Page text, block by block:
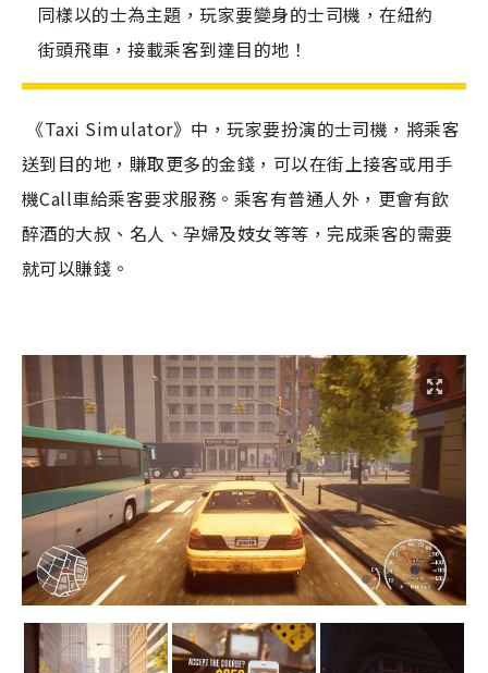
同樣以的士為主題，玩家要變身的士司機，在紐約
街頭飛車，接載乘客到達目的地！
《Taxi Simulator》中，玩家要扮演的士司機，將乘客
送到目的地，賺取更多的金錢，可以在街上接客或用手
機Call車給乘客要求服務。乘客有普通人外，更會有飲
醉酒的大叔、名人、孕婦及妓女等等，完成乘客的需要
就可以賺錢。